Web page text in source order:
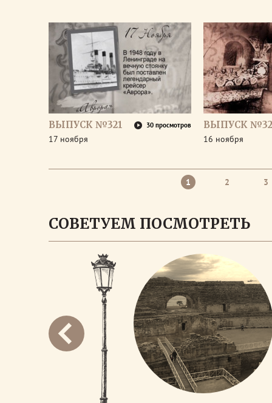
ВЫПУСК №321 30 просмотров
17 ноября
ВЫПУСК
16 ноября
1 2 3
СОВЕТУЕМ ПОСМОТРЕТЬ